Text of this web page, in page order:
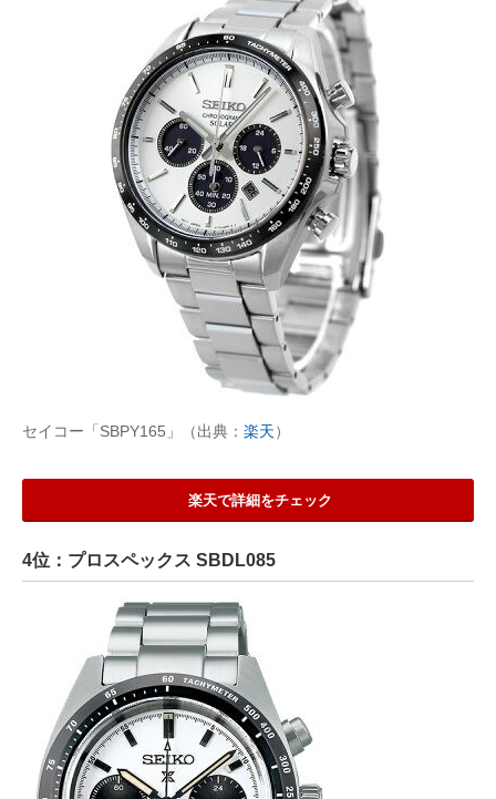
セイコー「SBPY165」（出典： 楽天）
楽天で詳細をチェック
4位：プロスペックス SBDL085